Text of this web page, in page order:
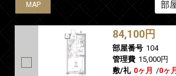
MAP
84,100円
部屋番号 104
管理費 15,000円
敷/礼 0ヶ月 /0ヶ月
MAP
MAP
MAP
MAP